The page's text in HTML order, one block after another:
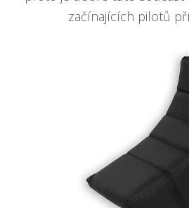
začínajících pilotů